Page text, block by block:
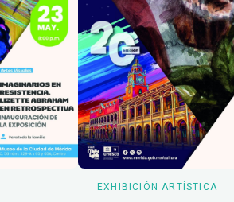
EXHIBICIÓN ARTÍSTICA